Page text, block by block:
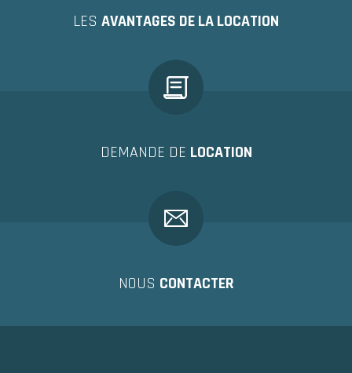
LES AVANTAGES DE LA LOCATION
DEMANDE DE LOCATION
NOUS CONTACTER